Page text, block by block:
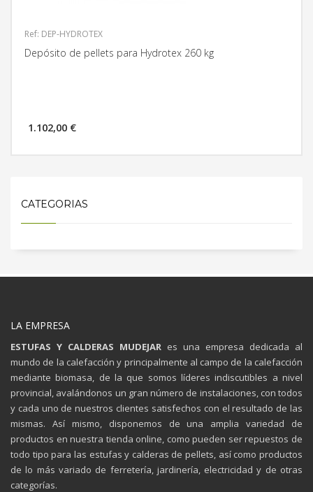
Ref: DEP-HYDROTEX
Depósito de pellets para Hydrotex 260 kg
1.102,00 €
CATEGORIAS
LA EMPRESA
ESTUFAS Y CALDERAS MUDEJAR es una empresa dedicada al
mundo de la calefacción y principalmente al campo de la calefacción
mediante biomasa, de la que somos líderes indiscutibles a nivel
provincial, avalándonos un gran número de instalaciones, con todos
y cada uno de nuestros clientes satisfechos con el resultado de las
mismas. Así mismo, disponemos de una amplia variedad de
productos en nuestra tienda online, como pueden ser repuestos de
todo tipo para las estufas y calderas de pellets, así como productos
de lo más variado de ferretería, jardinería, electricidad y de otras
categorías.